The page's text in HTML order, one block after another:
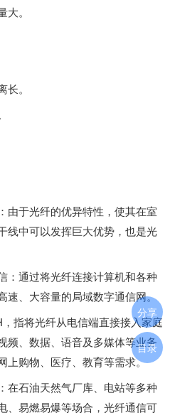
。
。
由于光纤的优异特性，使其在室
线中可以发挥巨大优势，也是光
：通过将光纤连接计算机和各种
速、大容量的局域数字通信网。
指将光纤从电信端直接接入家庭
频、数据、语音及多媒体等业务
上购物、医疗、教育等需求。
在石油天然气厂库、电站等多种
、易燃易爆等场合，光纤通信可
目录
分享